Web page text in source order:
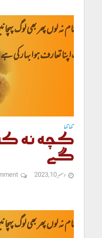
تنہا تنہا
کچھ نہ
گے
دسمبر 10, 2023